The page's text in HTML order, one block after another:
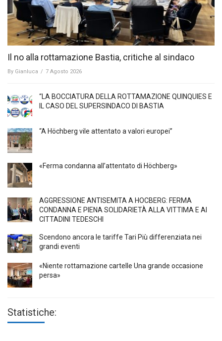
Il no alla rottamazione Bastia, critiche al sindaco
By Gianluca / 7 Agosto 2026
“LA BOCCIATURA DELLA ROTTAMAZIONE QUINQUIES E
IL CASO DEL SUPERSINDACO DI BASTIA
“A Höchberg vile attentato a valori europei”
«Ferma condanna all’attentato di Höchberg»
AGGRESSIONE ANTISEMITA A HÖCBERG: FERMA
CONDANNA E PIENA SOLIDARIETÀ ALLA VITTIMA E AI
CITTADINI TEDESCHI
Scendono ancora le tariffe Tari Più differenziata nei
grandi eventi
«Niente rottamazione cartelle Una grande occasione
persa»
Statistiche: